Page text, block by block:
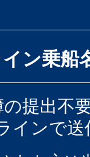
ン乗船
提出不
インで